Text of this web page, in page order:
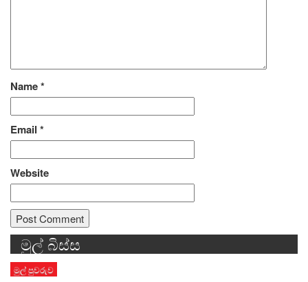
Name*
Email *
Website
Alternative:
මුල් බිස්ස
මුල් පුවරුව